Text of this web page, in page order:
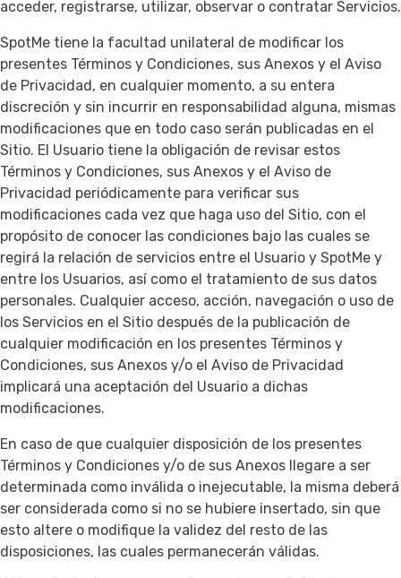
acceder, registrarse, utilizar, observar o contratar Servicios.
SpotMe tiene la facultad unilateral de modificar los
presentes Términos y Condiciones, sus Anexos y el Aviso
de Privacidad, en cualquier momento, a su entera
discreción y sin incurrir en responsabilidad alguna, mismas
modificaciones que en todo caso serán publicadas en el
Sitio. El Usuario tiene la obligación de revisar estos
Términos y Condiciones, sus Anexos y el Aviso de
Privacidad periódicamente para verificar sus
modificaciones cada vez que haga uso del Sitio, con el
propósito de conocer las condiciones bajo las cuales se
regirá la relación de servicios entre el Usuario y SpotMe y
entre los Usuarios, así como el tratamiento de sus datos
personales. Cualquier acceso, acción, navegación o uso de
los Servicios en el Sitio después de la publicación de
cualquier modificación en los presentes Términos y
Condiciones, sus Anexos y/o el Aviso de Privacidad
implicará una aceptación del Usuario a dichas
modificaciones.
En caso de que cualquier disposición de los presentes
Términos y Condiciones y/o de sus Anexos llegare a ser
determinada como inválida o inejecutable, la misma deberá
ser considerada como si no se hubiere insertado, sin que
esto altere o modifique la validez del resto de las
disposiciones, las cuales permanecerán válidas.